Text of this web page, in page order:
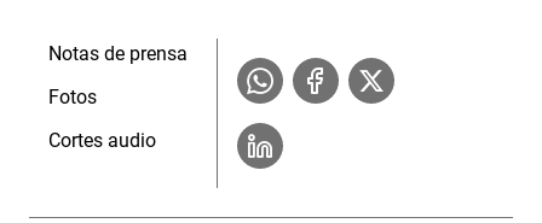
Notas de prensa
Fotos
Cortes audio